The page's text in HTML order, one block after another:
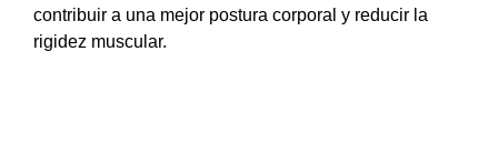
contribuir a una mejor postura corporal y reducir la
rigidez muscular.